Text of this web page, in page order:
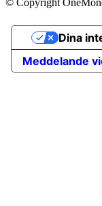
© Copyright
Meddelande
Dina